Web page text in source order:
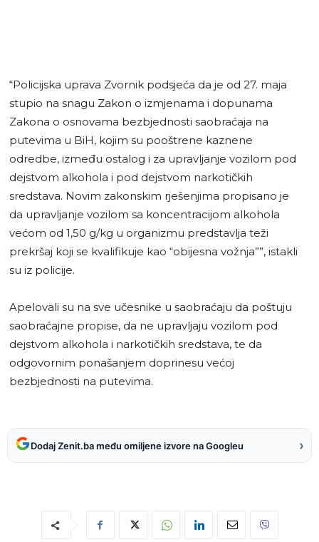
“Policijska uprava Zvornik podsjeća da je od 27. maja
stupio na snagu Zakon o izmjenama i dopunama
Zakona o osnovama bezbjednosti saobraćaja na
putevima u BiH, kojim su pooštrene kaznene
odredbe, između ostalog i za upravljanje vozilom pod
dejstvom alkohola i pod dejstvom narkotičkih
sredstava. Novim zakonskim rješenjima propisano je
da upravljanje vozilom sa koncentracijom alkohola
većom od 1,50 g/kg u organizmu predstavlja teži
prekršaj koji se kvalifikuje kao “obijesna vožnja””, istakli
su iz policije.
Apelovali su na sve učesnike u saobraćaju da poštuju
saobraćajne propise, da ne upravljaju vozilom pod
dejstvom alkohola i narkotičkih sredstava, te da
odgovornim ponašanjem doprinesu većoj
bezbjednosti na putevima.
Dodaj Zenit.ba među omiljene izvore na Googleu ›